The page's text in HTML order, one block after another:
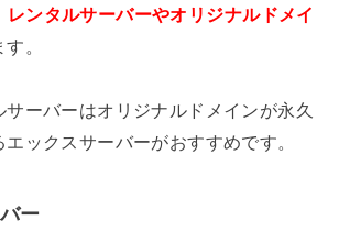
レンタルサーバーやオリジナルドメイ
。
ーバーはオリジナルドメインが永久
ックスサーバーがおすすめです。
ー